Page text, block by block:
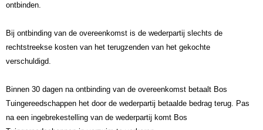
ontbinden.
Bij ontbinding van de overeenkomst is de wederpartij slechts de
rechtstreekse kosten van het terugzenden van het gekochte
verschuldigd.
Binnen 30 dagen na ontbinding van de overeenkomst betaalt Bos
Tuingereedschappen het door de wederpartij betaalde bedrag terug. Pas
na een ingebrekestelling van de wederpartij komt Bos